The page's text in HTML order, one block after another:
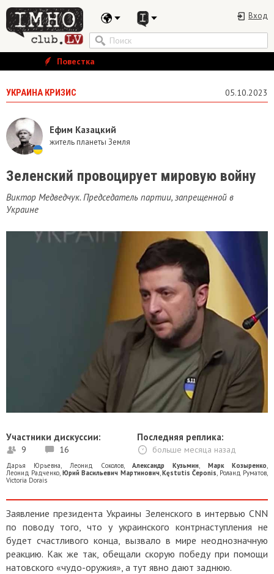
Вход
Повестка
УКРАИНА КРИЗИС 05.10.2023
Ефим Казацкий
житель планеты Земля
Зеленский провоцирует мировую войну
Виктор Медведчук. Председатель партии, запрещенной в
Украине
Участники дискуссии:
9 16
Последняя реплика:
больше месяца назад
Дарья Юрьевна, Леонид Соколов,Александр Кузьмин, Марк Козыренко,
Леонид Радченко, Юрий Васильевич Мартинович,Kęstutis Čeponis, Роланд Руматов,
Victoria Dorais
Заявление президента Украины Зеленского в интервью CNN
по поводу того, что у украинского контрнаступления не
будет счастливого конца, вызвало в мире неоднозначную
реакцию. Как же так, обещали скорую победу при помощи
натовского «чудо-оружия», а тут явно дают заднюю.